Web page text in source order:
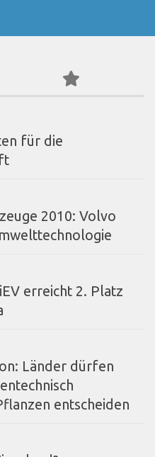
für die
2010: Volvo
erreicht 2. Platz
Länder dürfen
entscheiden